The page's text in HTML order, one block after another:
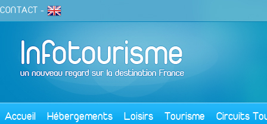
CONTACT -
Accueil Hébergements Loisirs Tourisme Circuits